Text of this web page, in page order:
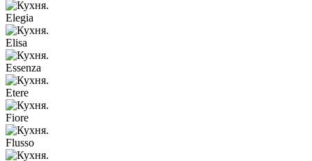
Elegia
Elisa
Essenza
Etere
Fiore
Flusso